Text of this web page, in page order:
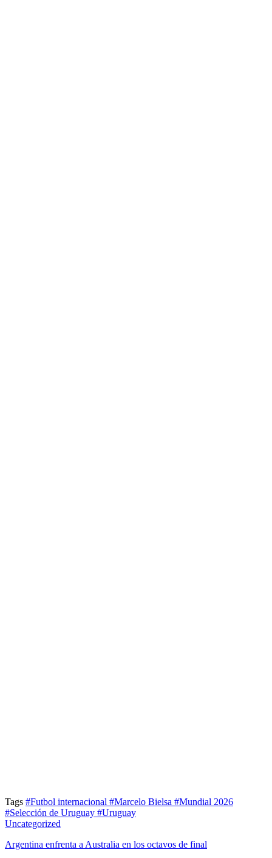
Tags #Futbol internacional #Marcelo Bielsa #Mundial 2026
#Selección de Uruguay #Uruguay
Uncategorized
Argentina enfrenta a Australia en los octavos de final